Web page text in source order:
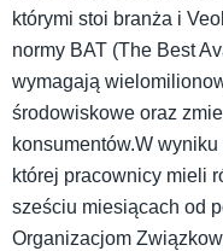
którymi stoi branża i
normy BAT (The Best
wymagają
środowiskowe oraz
konsumentów.W wyniku
której pracownicy mieli
sześciu miesiącach od
Organizacjom